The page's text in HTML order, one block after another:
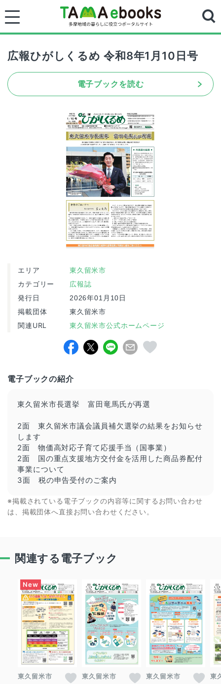
広報ひがしくるめ 令和8年1月10日号
電子ブックを読む
エリア 東久留米市
カテゴリー 広報誌
発行日 2026年01月10日
掲載団体 東久留米市
関連URL 東久留米市公式ホームページ
電子ブックの紹介
東久留米市長選挙 富田竜馬氏が再選
2面 東久留米市議会議員補欠選挙の結果をお知らせ
します
2面 物価高対応子育て応援手当（国事業）
2面 国の重点支援地方交付金を活用した商品券配付
事業について
3面 税の申告受付のご案内
※掲載されている電子ブックの内容等に関するお問い合わせ
は、掲載団体へ直接お問い合わせください。
関連する電子ブック
東久留米市 東久留米市 東久留米市 東